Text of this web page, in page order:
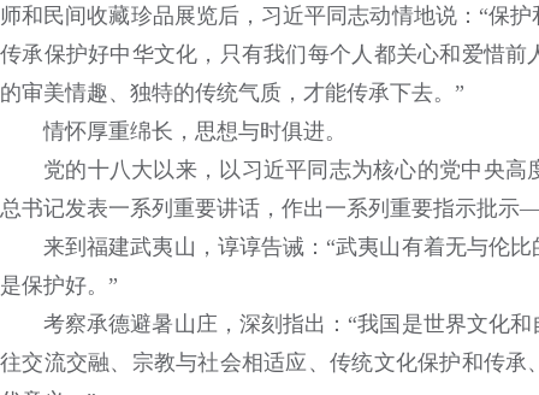
师和民间收藏珍品展览后，习近平同志动情地说：“保
传承保护好中华文化，只有我们每个人都关心和爱惜
的审美情趣、独特的传统气质，才能传承下去。”
情怀厚重绵长，思想与时俱进。
党的十八大以来，以习近平同志为核心的党中央
总书记发表一系列重要讲话，作出一系列重要指示批
来到福建武夷山，谆谆告诫：“武夷山有着无与伦
是保护好。”
考察承德避暑山庄，深刻指出：“我国是世界文化
往交流交融、宗教与社会相适应、传统文化保护和传